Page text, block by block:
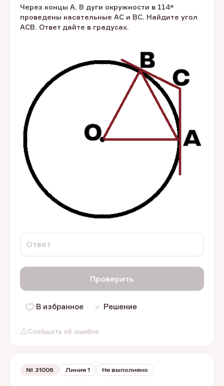
Сообщить об ошибке
Через концы A, B дуги окружности в 114°
проведены касательные AC и BC. Найдите угол
ACB. Ответ дайте в градусах.
Ответ
Проверить
В избранное Решение
№ 31006 Линия 1 Не выполнено